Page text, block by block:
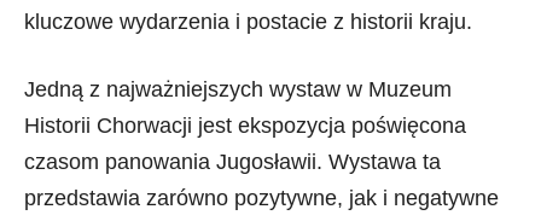
kluczowe wydarzenia i postacie z historii kraju.
Jedną z najważniejszych wystaw w Muzeum
Historii Chorwacji jest ekspozycja poświęcona
czasom panowania Jugosławii. Wystawa ta
przedstawia zarówno pozytywne, jak i negatywne